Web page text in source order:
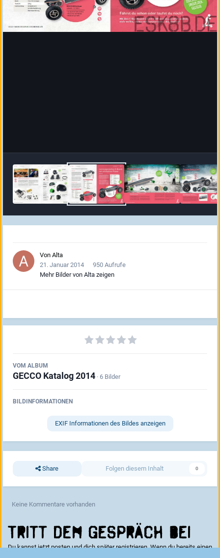
Von Alta
21. Januar 2014
950 Aufrufe
Mehr Bilder von Alta zeigen
VOM ALBUM
GECCO Katalog 2014 · 6 Bilder
BILDINFORMATIONEN
EXIF Informationen des Bildes anzeigen
Share Folgen diesem Inhalt 0
Keine Kommentare vorhanden
Tritt dem Gespräch bei
Du kannst jetzt posten und dich später registrieren. Wenn du bereits einen